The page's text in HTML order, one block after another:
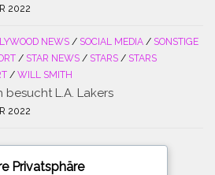
2022
NEWS / SOCIAL MEDIA / SONSTIGE
/ STAR NEWS / STARS / STARS
/ WILL SMITH
besucht L.A. Lakers
2022
Privatsphäre